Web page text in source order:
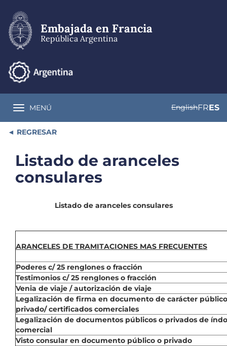
contenido
principal
Embajada en Francia
República Argentina
Toggle navigation
MENÚ EnglishFRES
REGRESAR
Listado de aranceles
consulares
Listado de aranceles consulares
ARANCELES DE TRAMITACIONES MAS FRECUENTES
Poderes c/ 25 renglones o fracción
Testimonios c/ 25 renglones o fracción
Venia de viaje / autorización de viaje
Legalización de firma en documento de carácter
privado/ certificados comerciales
Legalización de documentos públicos o privados de
comercial
Visto consular en documento público o privado